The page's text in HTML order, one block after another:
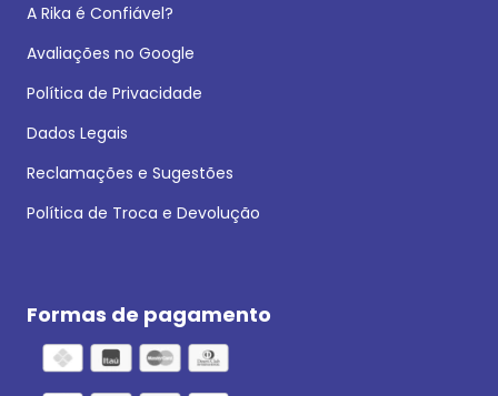
A Rika é Confiável?
Avaliações no Google
Política de Privacidade
Dados Legais
Reclamações e Sugestões
Política de Troca e Devolução
Formas de pagamento